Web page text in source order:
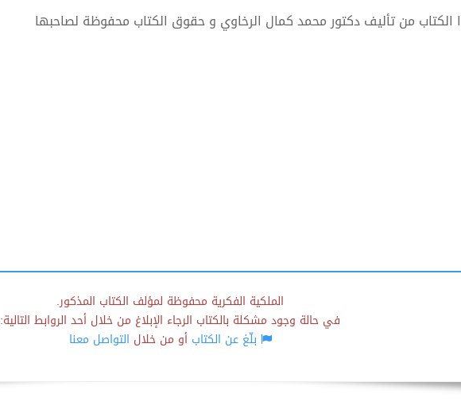
الكتاب من تأليف دكتور محمد كمال الرخاوي و حقوق الكتاب محفوظة لصاحبها
الملكية الفكرية محفوظة لمؤلف الكتاب المذكور.
في حالة وجود مشكلة بالكتاب الرجاء الإبلاغ من خلال أحد الروابط التالية:
بلّغ عن الكتابأو من خلال التواصل معنا